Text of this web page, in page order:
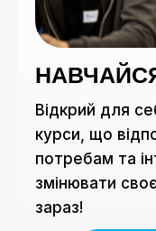
Відкрий для
курси, що
потребам та
змінювати
зараз!